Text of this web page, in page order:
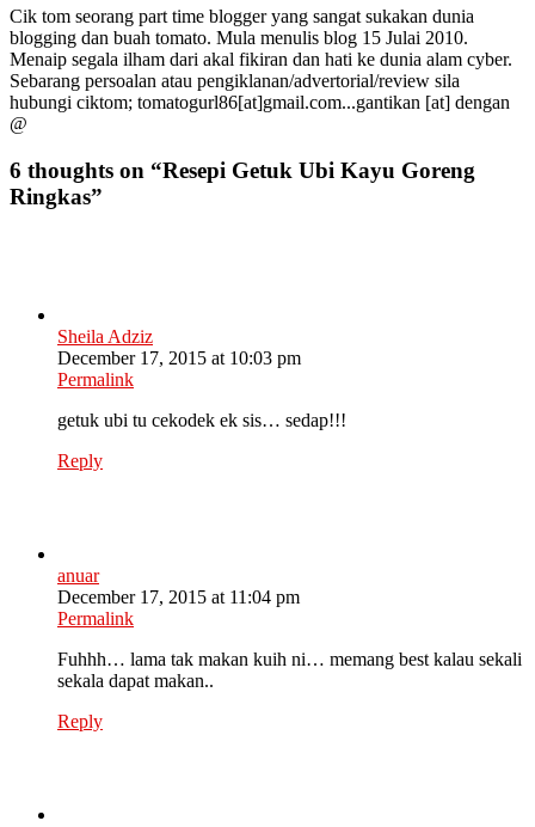
Cik tom seorang part time blogger yang sangat sukakan dunia
blogging dan buah tomato. Mula menulis blog 15 Julai 2010.
Menaip segala ilham dari akal fikiran dan hati ke dunia alam cyber.
Sebarang persoalan atau pengiklanan/advertorial/review sila
hubungi ciktom; tomatogurl86[at]gmail.com...gantikan [at] dengan
@
6 thoughts on “Resepi Getuk Ubi Kayu Goreng
Ringkas”
Sheila Adziz
December 17, 2015 at 10:03 pm
Permalink
getuk ubi tu cekodek ek sis… sedap!!!
Reply
anuar
December 17, 2015 at 11:04 pm
Permalink
Fuhhh… lama tak makan kuih ni… memang best kalau sekali
sekala dapat makan..
Reply